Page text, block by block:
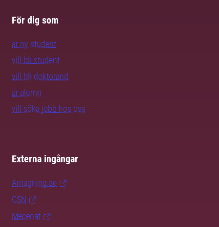
För dig som
är ny student
vill bli student
vill bli doktorand
är alumn
vill söka jobb hos oss
Externa ingångar
Antagning.se
CSN
Mecenat